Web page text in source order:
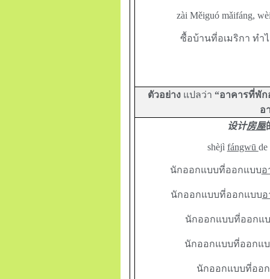
zàiMěiguó mǎifáng,
ซื้อบ้านที่อเมริกา ทำ
ตัวอย่าง แปลว่า “อาคารที่พัก
อ
设计房屋
shèjì fángwū de
นักออกแบบที่ออกแบบอ
นักออกแบบที่ออกแบบ
นักออกแบบที่ออกแ
นักออกแบบที่ออกแ
นักออกแบบที่ออ